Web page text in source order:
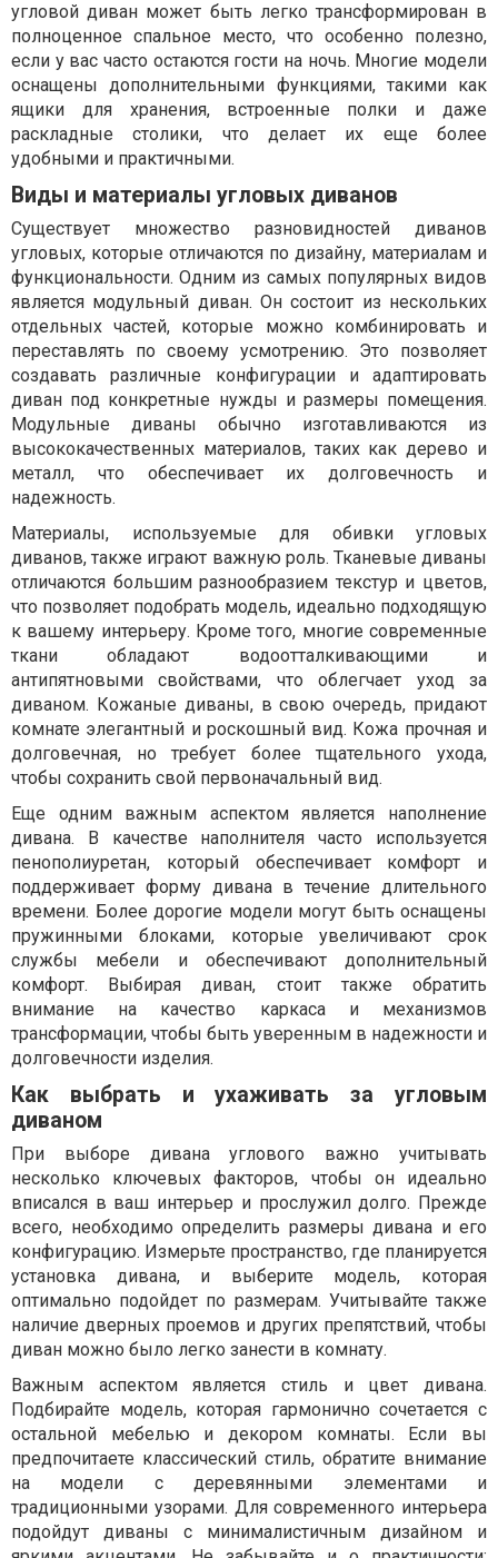
угловой диван может быть легко трансформирован в
полноценное спальное место, что особенно полезно,
если у вас часто остаются гости на ночь. Многие модели
оснащены дополнительными функциями, такими как
ящики для хранения, встроенные полки и даже
раскладные столики, что делает их еще более
удобными и практичными.
Виды и материалы угловых диванов
Существует множество разновидностей диванов
угловых, которые отличаются по дизайну, материалам и
функциональности. Одним из самых популярных видов
является модульный диван. Он состоит из нескольких
отдельных частей, которые можно комбинировать и
переставлять по своему усмотрению. Это позволяет
создавать различные конфигурации и адаптировать
диван под конкретные нужды и размеры помещения.
Модульные диваны обычно изготавливаются из
высококачественных материалов, таких как дерево и
металл, что обеспечивает их долговечность и
надежность.
Материалы, используемые для обивки угловых
диванов, также играют важную роль. Тканевые диваны
отличаются большим разнообразием текстур и цветов,
что позволяет подобрать модель, идеально подходящую
к вашему интерьеру. Кроме того, многие современные
ткани обладают водоотталкивающими и
антипятновыми свойствами, что облегчает уход за
диваном. Кожаные диваны, в свою очередь, придают
комнате элегантный и роскошный вид. Кожа прочная и
долговечная, но требует более тщательного ухода,
чтобы сохранить свой первоначальный вид.
Еще одним важным аспектом является наполнение
дивана. В качестве наполнителя часто используется
пенополиуретан, который обеспечивает комфорт и
поддерживает форму дивана в течение длительного
времени. Более дорогие модели могут быть оснащены
пружинными блоками, которые увеличивают срок
службы мебели и обеспечивают дополнительный
комфорт. Выбирая диван, стоит также обратить
внимание на качество каркаса и механизмов
трансформации, чтобы быть уверенным в надежности и
долговечности изделия.
Как выбрать и ухаживать за угловым
диваном
При выборе дивана углового важно учитывать
несколько ключевых факторов, чтобы он идеально
вписался в ваш интерьер и прослужил долго. Прежде
всего, необходимо определить размеры дивана и его
конфигурацию. Измерьте пространство, где планируется
установка дивана, и выберите модель, которая
оптимально подойдет по размерам. Учитывайте также
наличие дверных проемов и других препятствий, чтобы
диван можно было легко занести в комнату.
Важным аспектом является стиль и цвет дивана.
Подбирайте модель, которая гармонично сочетается с
остальной мебелью и декором комнаты. Если вы
предпочитаете классический стиль, обратите внимание
на модели с деревянными элементами и
традиционными узорами. Для современного интерьера
подойдут диваны с минималистичным дизайном и